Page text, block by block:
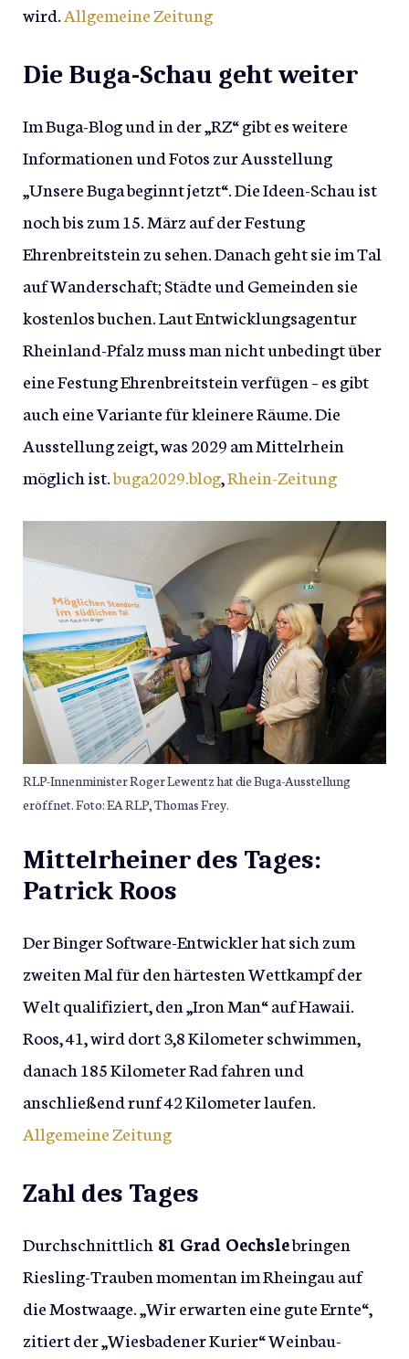
wird.Allgemeine Zeitung
Die Buga-Schau geht weiter
Im Buga-Blog und in der „RZ“ gibt es weitere
Informationen und Fotos zur Ausstellung
„Unsere Buga beginnt jetzt“. Die Ideen-Schau ist
noch bis zum 15. März auf der Festung
Ehrenbreitstein zu sehen. Danach geht sie im Tal
auf Wanderschaft; Städte und Gemeinden sie
kostenlos buchen. Laut Entwicklungsagentur
Rheinland-Pfalz muss man nicht unbedingt über
eine Festung Ehrenbreitstein verfügen – es gibt
auch eine Variante für kleinere Räume. Die
Ausstellung zeigt, was 2029 am Mittelrhein
möglich ist.buga2029.blog,Rhein-Zeitung
RLP-Innenminister Roger Lewentz hat die Buga-Ausstellung
eröffnet. Foto: EA RLP, Thomas Frey.
Mittelrheiner des Tages:
Patrick Roos
Der Binger Software-Entwickler hat sich zum
zweiten Mal für den härtesten Wettkampf der
Welt qualifiziert, den „Iron Man“ auf Hawaii.
Roos, 41, wird dort 3,8 Kilometer schwimmen,
danach 185 Kilometer Rad fahren und
anschließend runf 42 Kilometer laufen.
Allgemeine Zeitung
Zahl des Tages
Durchschnittlich 81 Grad Oechslebringen
Riesling-Trauben momentan im Rheingau auf
die Mostwaage. „Wir erwarten eine gute Ernte“,
zitiert der „Wiesbadener Kurier“ Weinbau-